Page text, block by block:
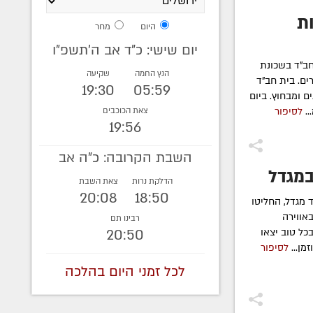
בשכונת
בית חב"ד
ומבחוץ. ביום
לסיפור
מגדל, החליטו
טוב יצאו
לסיפור
היום מחר
יום שישי: כ"ד אב ה׳תשפ״ו
הנץ החמה
05:59
שקיעה
19:30
צאת הכוכבים
19:56
השבת הקרובה: כ"ה אב
הדלקת נרות
18:50
צאת השבת
20:08
רבינו תם
20:50
לכל זמני היום בהלכה